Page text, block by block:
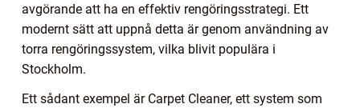
avgörande att ha en effektiv rengöringsstrategi. Ett
modernt sätt att uppnå detta är genom användning av
torra rengöringssystem, vilka blivit populära i
Stockholm.
Ett sådant exempel är Carpet Cleaner, ett system som